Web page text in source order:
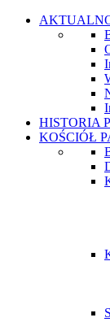
HISTORIA
KOŚCIÓŁ